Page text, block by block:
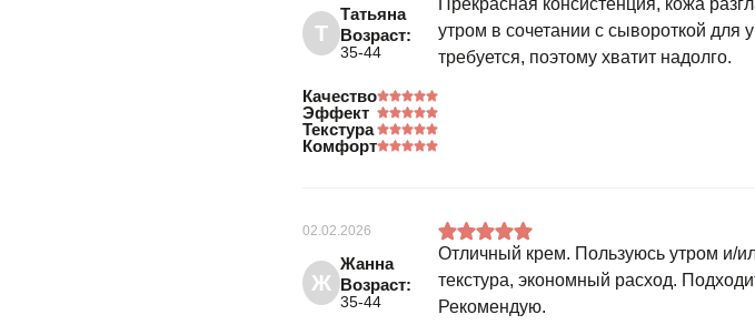
Т
Татьяна
Возраст:
35-44
Качество
Эффект
Текстура
Комфорт
Прекрасная консистенция, кожа
утром в сочетании с сывороткой
требуется, поэтому хватит надолго.
02.02.2026
Ж
Жанна
Возраст:
35-44
Отличный крем. Пользуюсь утром и/
текстура, экономный расход.
Рекомендую.